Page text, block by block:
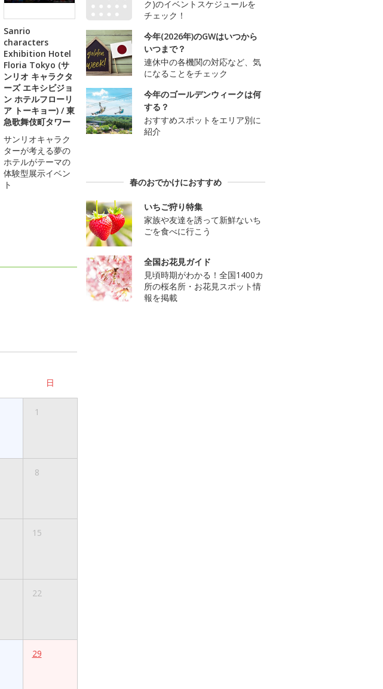
Sanrio
characters
Exhibition Hotel
Floria Tokyo (サ
ンリオ キャラクタ
ーズ エキシビジョ
ン ホテルフローリ
ア トーキョー) / 東
急歌舞伎町タワー
サンリオキャラク
ターが考える夢の
ホテルがテーマの
体験型展示イベン
ト
日
1
8
15
22
29
ク)のイベントスケジュールを
チェック！
今年(2026年)のGWはいつから
いつまで？
連休中の各機関の対応など、気
になることをチェック
今年のゴールデンウィークは何
する？
おすすめスポットをエリア別に
紹介
春のおでかけにおすすめ
いちご狩り特集
家族や友達を誘って新鮮ないち
ごを食べに行こう
全国お花見ガイド
見頃時期がわかる！全国1400カ
所の桜名所・お花見スポット情
報を掲載